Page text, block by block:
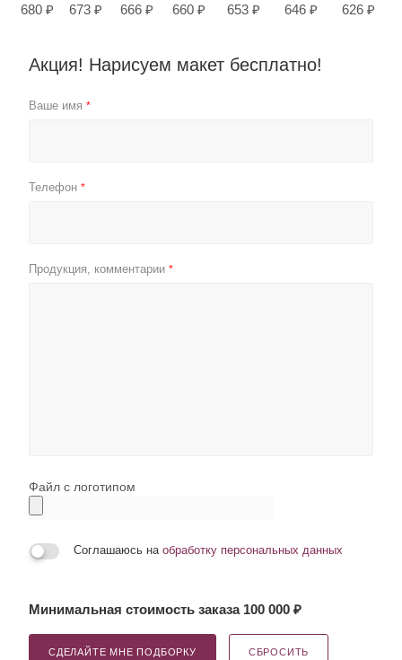
680 ₽
673 ₽
666 ₽
660 ₽
653 ₽
646 ₽
626 ₽
Акция! Нарисуем макет бесплатно!
Ваше имя *
Телефон *
Продукция, комментарии *
Файл с логотипом
Соглашаюсь на обработку персональных данных
Минимальная стоимость заказа 100 000 ₽
СДЕЛАЙТЕ МНЕ ПОДБОРКУ СБРОСИТЬ